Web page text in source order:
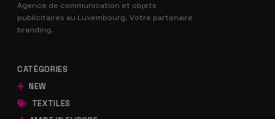
Agence de communication et objets
publicitaires au Luxembourg. Votre partenaire
branding.
CATÉGORIES
NEW
TEXTILES